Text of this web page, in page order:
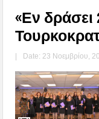
«Εν δράσει
| Date: 23 Νοεμβρίου,